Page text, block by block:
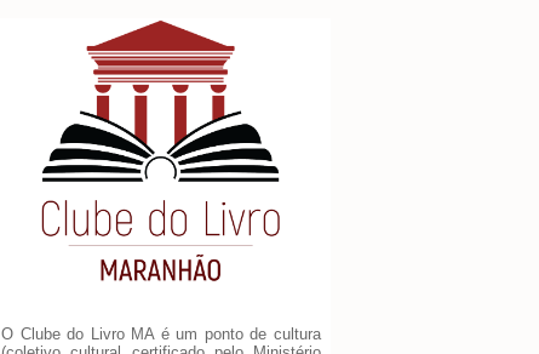
O Clube do Livro MA é um ponto de cultura